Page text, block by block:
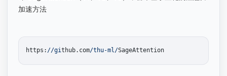
加速方法
https: //github.com/thu-ml/